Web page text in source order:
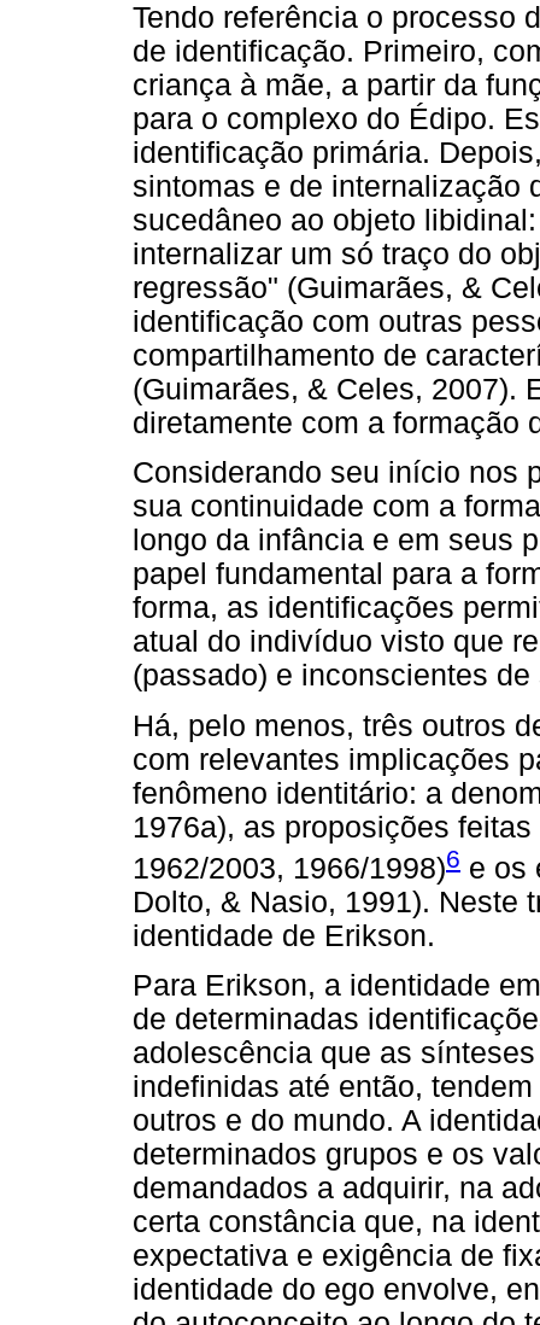
Tendo referência o processo
de identificação. Primeiro,
criança à mãe, a partir da
para o complexo do Édipo.
identificação primária.
sintomas e de internalização
sucedâneo ao objeto
internalizar um só traço do
regressão" (Guimarães, &
identificação com outras
compartilhamento de
(Guimarães, & Celes, 2007).
diretamente com a formação
Considerando seu início nos
sua continuidade com a
longo da infância e em seus
papel fundamental para a
forma, as identificações
atual do indivíduo visto que
(passado) e inconscientes
Há, pelo menos, três outros
com relevantes implicações
fenômeno identitário: a
1976a), as proposições
1962/2003, 1966/1998)6 e os
Dolto, & Nasio, 1991). Neste
identidade de Erikson.
Para Erikson, a identidade
de determinadas
adolescência que as
indefinidas até então,
outros e do mundo. A
determinados grupos e os
demandados a adquirir, na
certa constância que, na
expectativa e exigência de
identidade do ego envolve,